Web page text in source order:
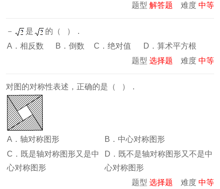
题型 解答题 难度 中等
－ 是
的（ ）．
A．相反数
B．倒数 C．绝对值
D．算术平方根
题型 选择题 难度 中等
对图的对称性表述，正确的是（ ）．
A．轴对称图形
B．中心对称图形
C．既是轴对称图形又是中
心对称图形
D．既不是轴对称图形又不是中
心对称图形
题型 选择题 难度 中等